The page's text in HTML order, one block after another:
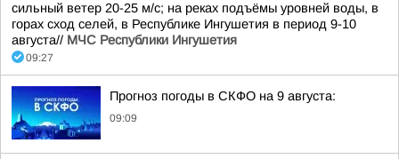
сильный ветер 20-25 м/с; на реках подъёмы уровней воды, в
горах сход селей, в Республике Ингушетия в период 9-10
августа// МЧС Республики Ингушетия
09:27
Прогноз погоды в СКФО на 9 августа:
09:09